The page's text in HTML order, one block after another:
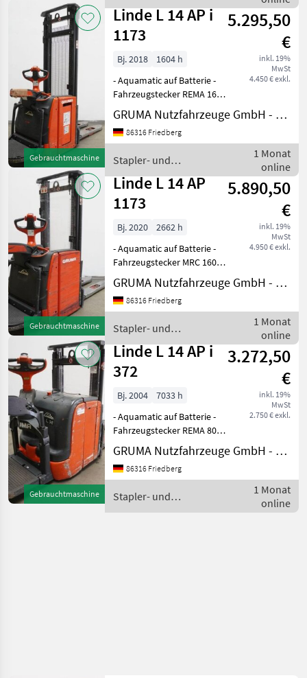
Lagertechnik / Linde
Gebrauchtmaschine
Linde L 14 AP i
1173
5.295,50
€
inkl. 19%
MwSt
4.450 € exkl.
Bj. 2018
1604 h
- Aquamatic auf Batterie -
Fahrzeugstecker REMA 160A
- seitlicher Batteriewechsel
mit Rollen - Initialhub -
Gabelausführung 560 - 1150
LiftSpeed
GRUMA Nutzfahrzeuge GmbH - Staplertechnik
86316 Friedberg
Stapler- und
Lagertechnik / Linde
1 Monat
online
Gebrauchtmaschine
Linde L 14 AP
1173
5.890,50
€
inkl. 19%
MwSt
4.950 € exkl.
Bj. 2020
2662 h
- Aquamatic auf Batterie -
Fahrzeugstecker MRC 160A -
vertikaler Batteriewechsel -
Gabelausführung 560 - 1150
mm - Gabelträger
Schleichfahrt - LiftS
GRUMA Nutzfahrzeuge GmbH - Staplertechnik
86316 Friedberg
Stapler- und
Lagertechnik / Linde
1 Monat
online
Gebrauchtmaschine
Linde L 14 AP i
372
3.272,50
€
inkl. 19%
MwSt
2.750 € exkl.
Bj. 2004
7033 h
- Aquamatic auf Batterie -
Fahrzeugstecker REMA 80A -
seitlicher Batteriewechsel
mit Rollen - Initialhub -
Gabelausführung 560 - 1150
Polycarbonat -
GRUMA Nutzfahrzeuge GmbH - Staplertechnik
86316 Friedberg
Stapler- und
Lagertechnik / Linde
1 Monat
online